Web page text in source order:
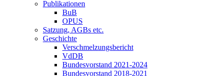
Publikationen
BuB
OPUS
Satzung, AGBs etc.
Geschichte
Verschmelzungsbericht
VdDB
Bundesvorstand 2021-2024
Bundesvorstand 2018-2021